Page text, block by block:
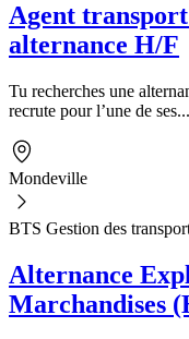
Agent
alternance H/F
Tu recherches une
recrute pour l’une de ses...
Mondeville
BTS Gestion des
Alternance
Marchandises